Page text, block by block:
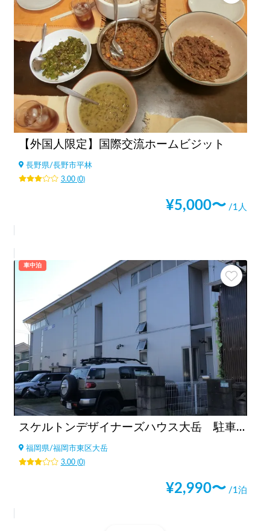
【外国人限定】国際交流ホームビジット
長野県/長野市平林
3.00(0)
¥5,000〜 /1人
車中泊
スケルトンデザイナーズハウス大岳 駐車場
福岡県/福岡市東区大岳
3.00(0)
¥2,990〜 /1泊